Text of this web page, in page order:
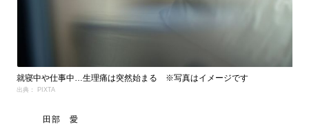
就寝中や仕事中…生理痛は突然始まる ※写真はイメージです
出典： PIXTA
田部 愛